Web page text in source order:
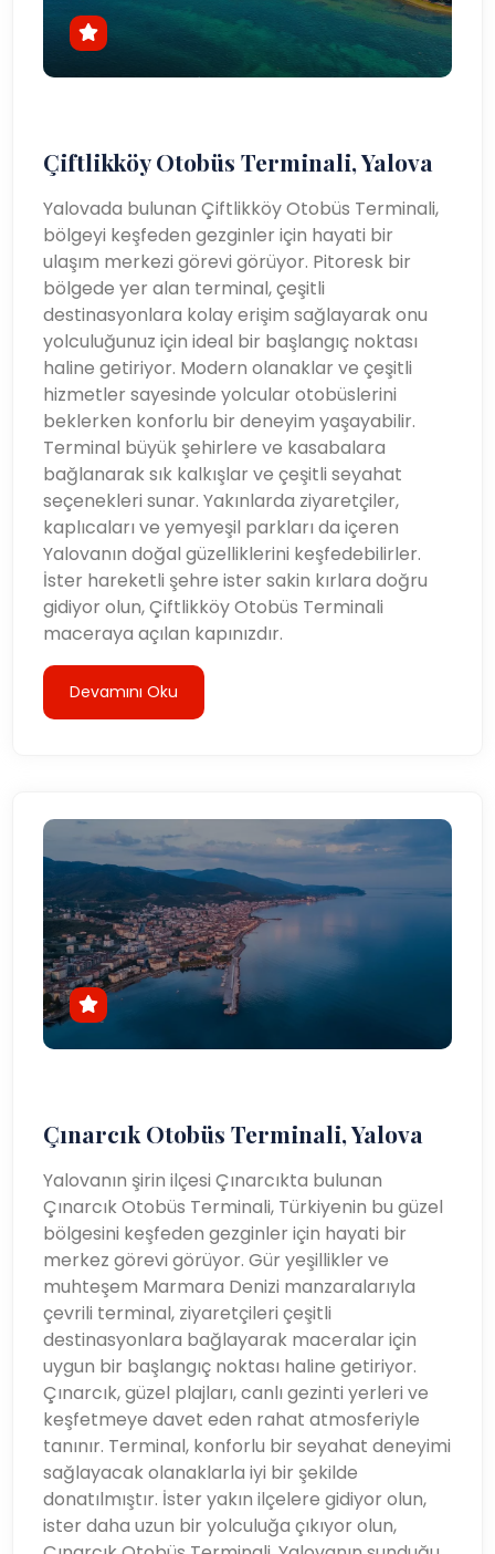
Çiftlikköy Otobüs Terminali, Yalova
Yalovada bulunan Çiftlikköy Otobüs Terminali,
bölgeyi keşfeden gezginler için hayati bir
ulaşım merkezi görevi görüyor. Pitoresk bir
bölgede yer alan terminal, çeşitli
destinasyonlara kolay erişim sağlayarak onu
yolculuğunuz için ideal bir başlangıç ​​noktası
haline getiriyor. Modern olanaklar ve çeşitli
hizmetler sayesinde yolcular otobüslerini
beklerken konforlu bir deneyim yaşayabilir.
Terminal büyük şehirlere ve kasabalara
bağlanarak sık kalkışlar ve çeşitli seyahat
seçenekleri sunar. Yakınlarda ziyaretçiler,
kaplıcaları ve yemyeşil parkları da içeren
Yalovanın doğal güzelliklerini keşfedebilirler.
İster hareketli şehre ister sakin kırlara doğru
gidiyor olun, Çiftlikköy Otobüs Terminali
maceraya açılan kapınızdır.
Devamını Oku
Çınarcık Otobüs Terminali, Yalova
Yalovanın şirin ilçesi Çınarcıkta bulunan
Çınarcık Otobüs Terminali, Türkiyenin bu güzel
bölgesini keşfeden gezginler için hayati bir
merkez görevi görüyor. Gür yeşillikler ve
muhteşem Marmara Denizi manzaralarıyla
çevrili terminal, ziyaretçileri çeşitli
destinasyonlara bağlayarak maceralar için
uygun bir başlangıç ​​noktası haline getiriyor.
Çınarcık, güzel plajları, canlı gezinti yerleri ve
keşfetmeye davet eden rahat atmosferiyle
tanınır. Terminal, konforlu bir seyahat deneyimi
sağlayacak olanaklarla iyi bir şekilde
donatılmıştır. İster yakın ilçelere gidiyor olun,
ister daha uzun bir yolculuğa çıkıyor olun,